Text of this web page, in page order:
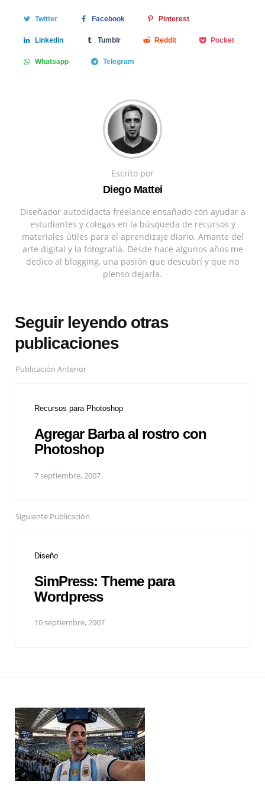
Twitter Facebook Pinterest
Linkedin Tumblr Reddit Pocket
Whatsapp Telegram
Escrito por
Diego Mattei
Diseñador autodidacta freelance ensañado con ayudar a
estudiantes y colegas en la búsqueda de recursos y
materiales útiles para el aprendizaje diario. Amante del
arte digital y la fotografía. Desde hace algunos años me
dedico al blogging, una pasión que descubrí y que no
pienso dejarla.
Seguir leyendo otras
publicaciones
Publicación Anterior
Recursos para Photoshop
Agregar Barba al rostro con
Photoshop
7 septiembre, 2007
Siguiente Publicación
Diseño
SimPress: Theme para
Wordpress
10 septiembre, 2007